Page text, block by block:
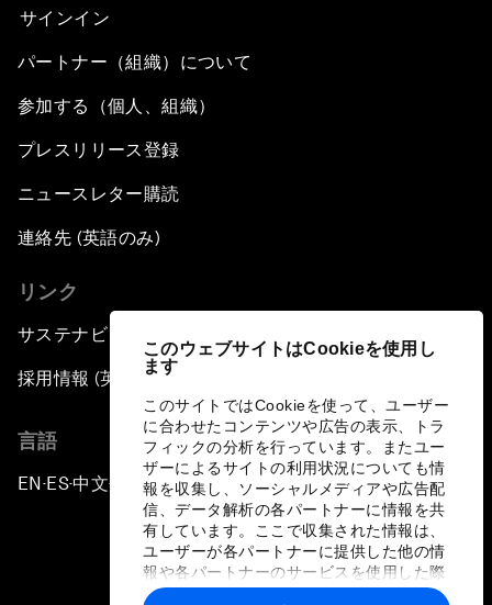
このウェブサイトはCookieを使用し
ます
このサイトではCookieを使って、ユーザー
に合わせたコンテンツや広告の表示、トラ
フィックの分析を行っています。またユー
ザーによるサイトの利用状況についても情
報を収集し、ソーシャルメディアや広告配
信、データ解析の各パートナーに情報を共
有しています。ここで収集された情報は、
ユーザーが各パートナーに提供した他の情
報や各パートナーのサービスを使用した際
に収集された情報と組み合わされ、各パー
サインイン
パートナー（組織）について
参加する（個人、組織）
プレスリリース登録
ニュースレター購読
連絡先 (英語のみ)
リンク
サステナビリティへの取り組み
採用情報 (英語のみ)
言語
EN ▪ES▪中文▪ 日本語